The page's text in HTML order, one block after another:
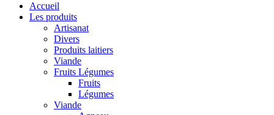
Accueil
Les produits
Artisanat
Divers
Produits laitiers
Viande
Fruits Légumes
Fruits
Légumes
Viande